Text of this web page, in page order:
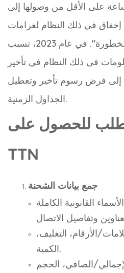
إلكترونيًا قبل 24 ساعة على الأقل من وصولها إلى
في ذلك النظام لغرامات
احتجاز واحتجاز "عالية الخطورة". في عام 2023، تسبب
في ذلك النظام في تأخير
إلى فرض رسوم تأخير وتعطيل
الجداول الزمنية.
بطلب للحصول على
TTN
جمع بيانات الشحنة
القانونية الكاملة
الأرقام، التغليف،
الكمية.
الصافي، الحجم